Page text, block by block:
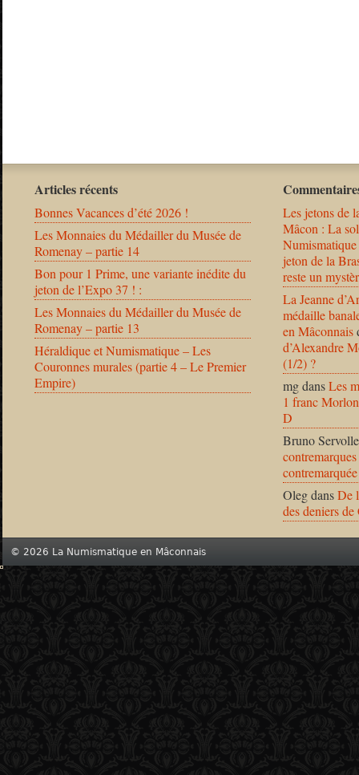
Articles récents
Bonnes Vacances d’été 2026 !
Les Monnaies du Médailler du Musée de
Romenay – partie 14
Bon pour 1 Prime, une variante inédite du
jeton de l’Expo 37 ! :
Les Monnaies du Médailler du Musée de
Romenay – partie 13
Héraldique et Numismatique – Les
Couronnes murales (partie 4 – Le Premier
Empire)
Les jetons de
Mâcon : La
jeton de la
reste un
La Jeanne
médaille
en Mâconnais
d’Alexandre
(1/2) ?
mgdansLes
1 franc
D
Bruno Servolle
OlegdansDe
des deniers
© 2026 La Numismatique en Mâconnais